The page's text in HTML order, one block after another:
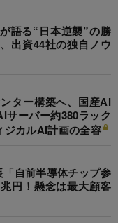
語る“日本逆襲”の勝
出資44社の独自ノウ
ター構築へ、国産AI
サーバー約380ラック
カルAI計画の全容
自前半導体チップ参
円！懸念は最大顧客